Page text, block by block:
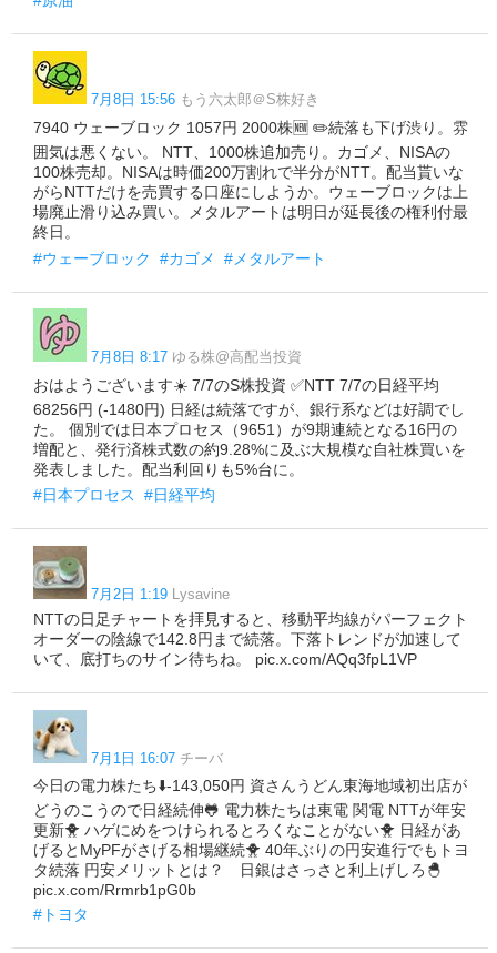
7月8日 15:56 もう六太郎＠S株好き
7940 ウェーブロック 1057円 2000株🆕 ✏️続落も下げ渋り。雰
囲気は悪くない。 NTT、1000株追加売り。カゴメ、NISAの
100株売却。NISAは時価200万割れで半分がNTT。配当貰いな
がらNTTだけを売買する口座にしようか。ウェーブロックは上
場廃止滑り込み買い。メタルアートは明日が延長後の権利付最
終日。
#ウェーブロック
#カゴメ #メタルアート
7月8日 8:17 ゆる株@高配当投資
おはようございます☀️ 7/7のS株投資 ✅NTT 7/7の日経平均
68256円 (-1480円) 日経は続落ですが、銀行系などは好調でし
た。 個別では日本プロセス（9651）が9期連続となる16円の
増配と、発行済株式数の約9.28%に及ぶ大規模な自社株買いを
発表しました。配当利回りも5%台に。
#日本プロセス
#日経平均
7月2日 1:19 Lysavine
NTTの日足チャートを拝見すると、移動平均線がパーフェクト
オーダーの陰線で142.8円まで続落。下落トレンドが加速して
いて、底打ちのサイン待ちね。 pic.x.com/AQq3fpL1VP
7月1日 16:07 チーバ
今日の電力株たち⬇️-143,050円 資さんうどん東海地域初出店が
どうのこうので日経続伸🐸 電力株たちは東電 関電 NTTが年安
更新🐥 ハゲにめをつけられるとろくなことがない🐥 日経があ
げるとMyPFがさげる相場継続🐥 40年ぶりの円安進行でもトヨ
タ続落 円安メリットとは？ 日銀はさっさと利上げしろ🐣
pic.x.com/Rrmrb1pG0b
#トヨタ